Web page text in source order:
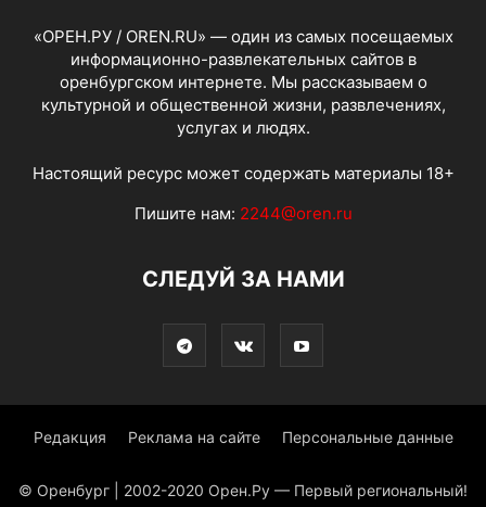
«ОРЕН.РУ / OREN.RU» — один из самых посещаемых
информационно-развлекательных сайтов в
оренбургском интернете. Мы рассказываем о
культурной и общественной жизни, развлечениях,
услугах и людях.
Настоящий ресурс может содержать материалы 18+
Пишите нам: 2244@oren.ru
СЛЕДУЙ ЗА НАМИ
Редакция Реклама на сайте Персональные данные
© Оренбург | 2002-2020 Орен.Ру — Первый региональный!